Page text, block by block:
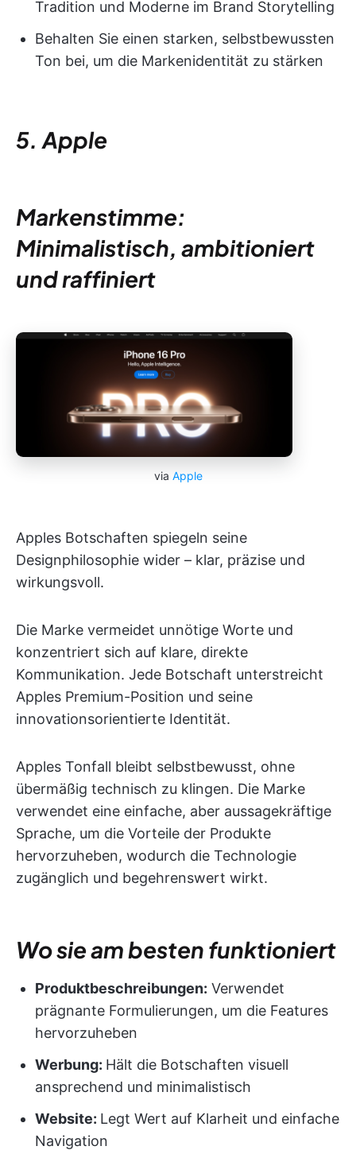
Tradition und Moderne im Brand Storytelling
Behalten Sie einen starken, selbstbewussten
Ton bei, um die Markenidentität zu stärken
5. Apple
Markenstimme:
Minimalistisch, ambitioniert
und raffiniert
via Apple
Apples Botschaften spiegeln seine
Designphilosophie wider – klar, präzise und
wirkungsvoll.
Die Marke vermeidet unnötige Worte und
konzentriert sich auf klare, direkte
Kommunikation. Jede Botschaft unterstreicht
Apples Premium-Position und seine
innovationsorientierte Identität.
Apples Tonfall bleibt selbstbewusst, ohne
übermäßig technisch zu klingen. Die Marke
verwendet eine einfache, aber aussagekräftige
Sprache, um die Vorteile der Produkte
hervorzuheben, wodurch die Technologie
zugänglich und begehrenswert wirkt.
Wo sie am besten funktioniert
Produktbeschreibungen: Verwendet
prägnante Formulierungen, um die Features
hervorzuheben
Werbung: Hält die Botschaften visuell
ansprechend und minimalistisch
Website: Legt Wert auf Klarheit und einfache
Navigation